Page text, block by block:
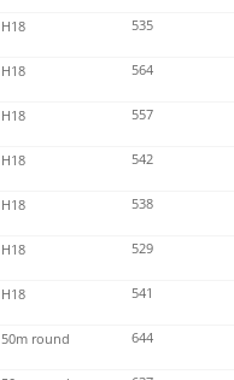
H18 535
H18 564
H18 557
H18 542
H18 538
H18 529
H18 541
50m round 644